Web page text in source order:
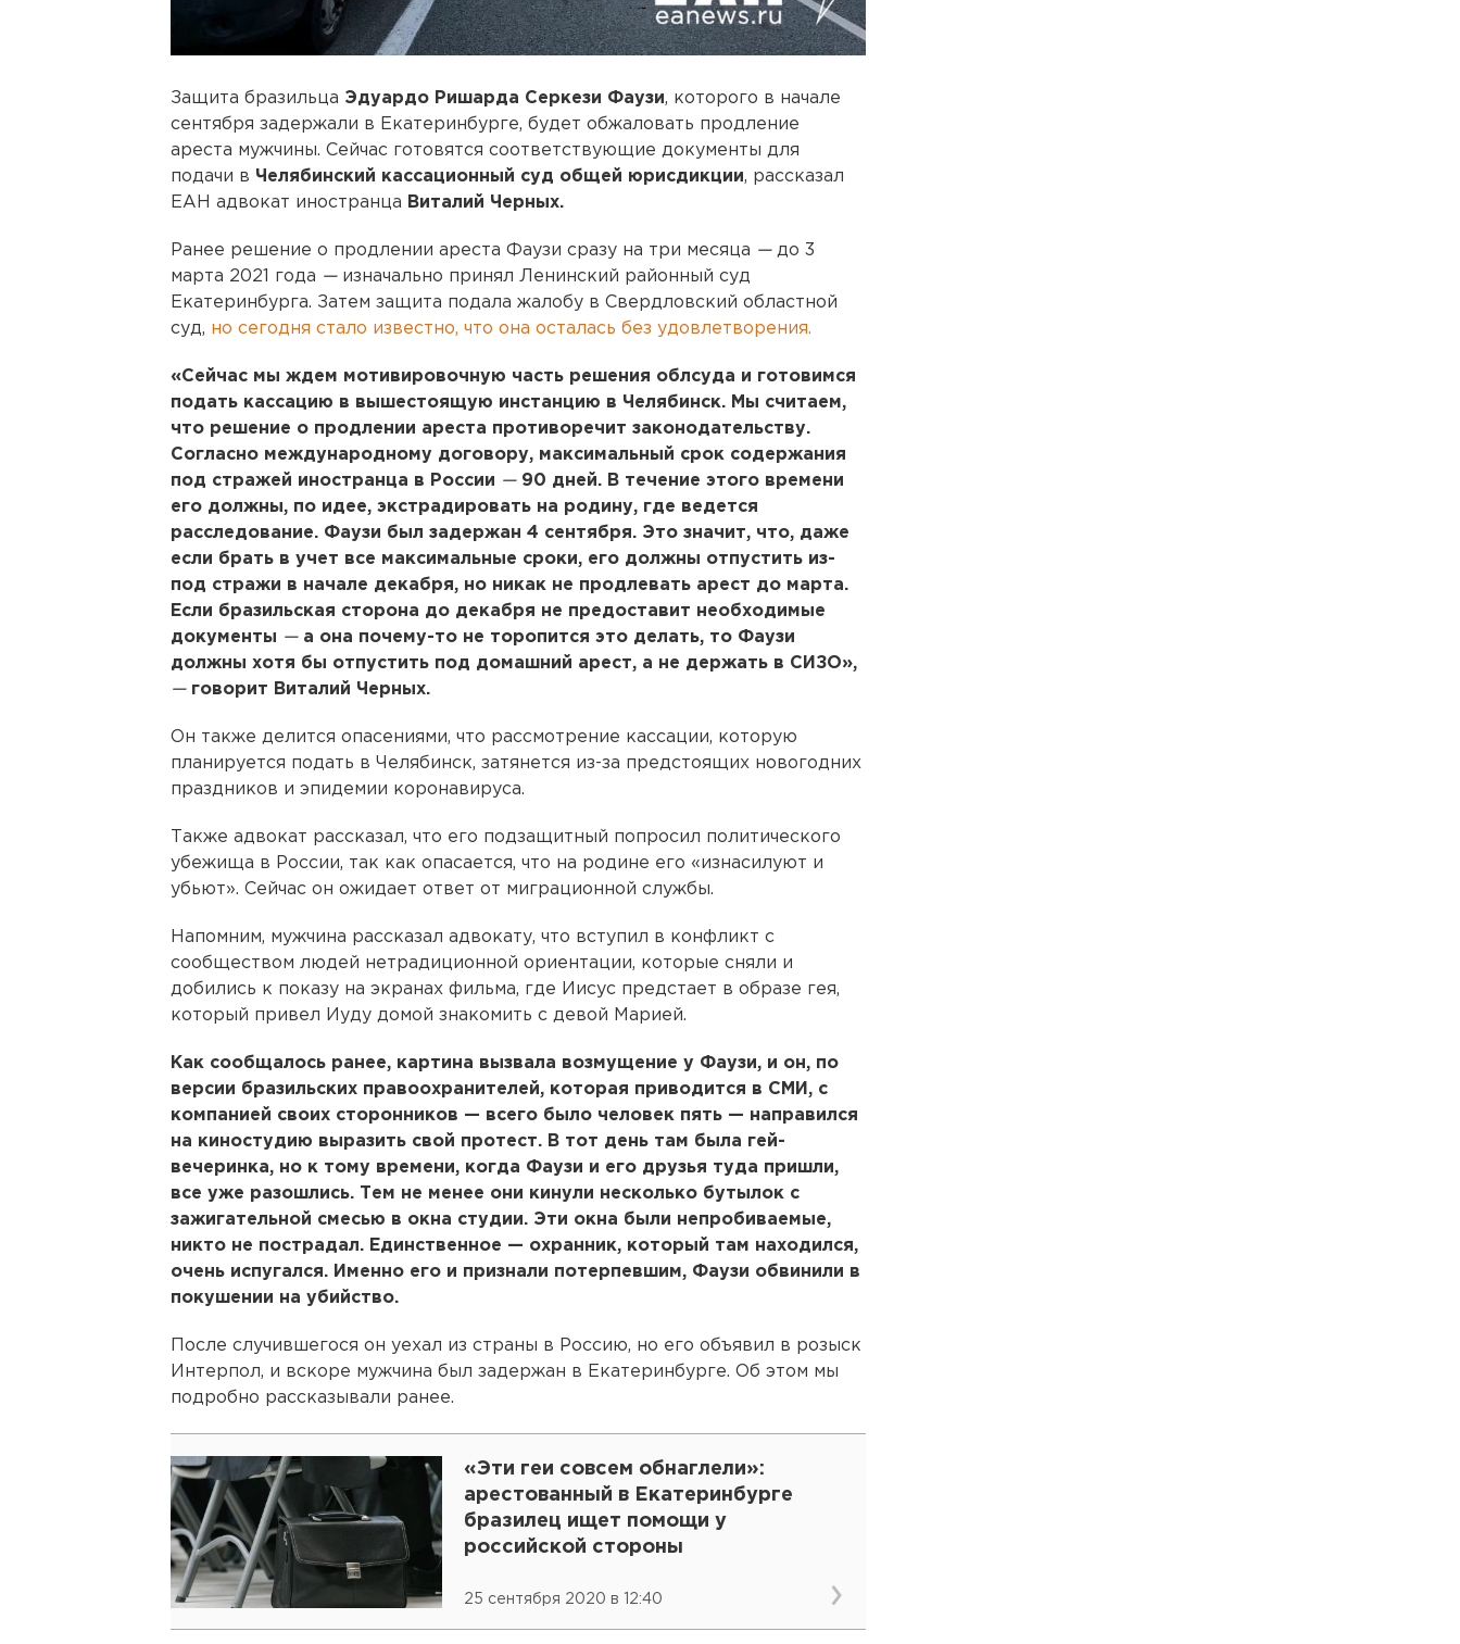
Защита бразильца Эдуардо Ришарда Серкези Фаузи, которого в начале
сентября задержали в Екатеринбурге, будет обжаловать продление
ареста мужчины. Сейчас готовятся соответствующие документы для
подачи в Челябинский кассационный суд общей юрисдикции, рассказал
ЕАН адвокат иностранца Виталий Черных.
Ранее решение о продлении ареста Фаузи сразу на три месяца —до 3
марта 2021 года —изначально принял Ленинский районный суд
Екатеринбурга. Затем защита подала жалобу в Свердловский областной
суд, но сегодня стало известно, что она осталась без удовлетворения.
«Сейчас мы ждем мотивировочную часть решения облсуда и готовимся
подать кассацию в вышестоящую инстанцию в Челябинск. Мы считаем,
что решение о продлении ареста противоречит законодательству.
Согласно международному договору, максимальный срок содержания
под стражей иностранца в России —90 дней. В течение этого времени
его должны, по идее, экстрадировать на родину, где ведется
расследование. Фаузи был задержан 4 сентября. Это значит, что, даже
если брать в учет все максимальные сроки, его должны отпустить из-
под стражи в начале декабря, но никак не продлевать арест до марта.
Если бразильская сторона до декабря не предоставит необходимые
документы —а она почему-то не торопится это делать, то Фаузи
должны хотя бы отпустить под домашний арест, а не держать в СИЗО»,
—говорит Виталий Черных.
Он также делится опасениями, что рассмотрение кассации, которую
планируется подать в Челябинск, затянется из-за предстоящих новогодних
праздников и эпидемии коронавируса.
Также адвокат рассказал, что его подзащитный попросил политического
убежища в России, так как опасается, что на родине его «изнасилуют и
убьют». Сейчас он ожидает ответ от миграционной службы.
Напомним, мужчина рассказал адвокату, что вступил в конфликт с
сообществом людей нетрадиционной ориентации, которые сняли и
добились к показу на экранах фильма, где Иисус предстает в образе гея,
который привел Иуду домой знакомить с девой Марией.
Как сообщалось ранее, картина вызвала возмущение у Фаузи, и он, по
версии бразильских правоохранителей, которая приводится в СМИ, с
компанией своих сторонников — всего было человек пять — направился
на киностудию выразить свой протест. В тот день там была гей-
вечеринка, но к тому времени, когда Фаузи и его друзья туда пришли,
все уже разошлись. Тем не менее они кинули несколько бутылок с
зажигательной смесью в окна студии. Эти окна были непробиваемые,
никто не пострадал. Единственное — охранник, который там находился,
очень испугался. Именно его и признали потерпевшим, Фаузи обвинили в
покушении на убийство.
После случившегося он уехал из страны в Россию, но его объявил в розыск
Интерпол, и вскоре мужчина был задержан в Екатеринбурге. Об этом мы
подробно рассказывали ранее.
«Эти геи совсем обнаглели»:
арестованный в Екатеринбурге
бразилец ищет помощи у
российской стороны
25 сентября 2020 в 12:40